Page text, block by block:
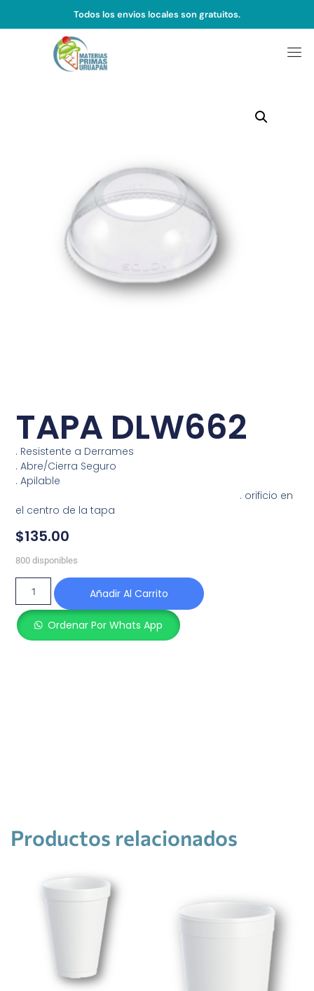
Todos los envios locales son gratuitos.
TAPA DLW662
. Resistente a Derrames
. Abre/Cierra Seguro
. Apilable
. orificio en
el centro de la tapa
$135.00
800 disponibles
Añadir Al Carrito
Ordenar Por Whats App
Productos relacionados